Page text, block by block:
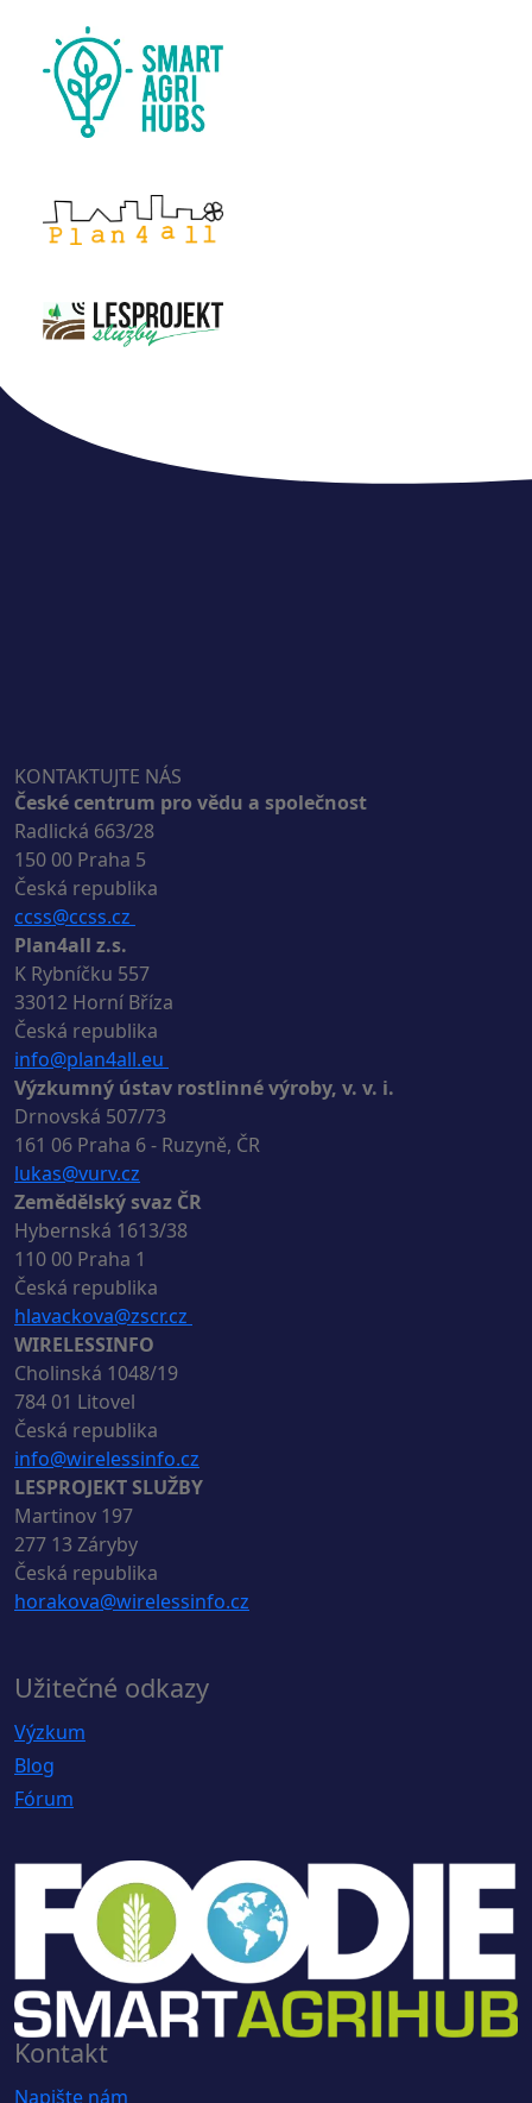
KONTAKTUJTE NÁS
České centrum pro vědu a společnost
Radlická 663/28
150 00 Praha 5
Česká republika
ccss@ccss.cz
Plan4all z.s.
K Rybníčku 557
33012 Horní Bříza
Česká republika
info@plan4all.eu
Výzkumný ústav rostlinné výroby, v. v. i.
Drnovská 507/73
161 06 Praha 6 - Ruzyně, ČR
lukas@vurv.cz
Zemědělský svaz ČR
Hybernská 1613/38
110 00 Praha 1
Česká republika
hlavackova@zscr.cz
WIRELESSINFO
Cholinská 1048/19
784 01 Litovel
Česká republika
info@wirelessinfo.cz
LESPROJEKT SLUŽBY
Martinov 197
277 13 Záryby
Česká republika
horakova@wirelessinfo.cz
Užitečné odkazy
Výzkum
Blog
Fórum
Kontakt
Napište nám